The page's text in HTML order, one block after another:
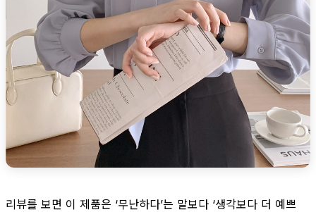
리뷰를 보면 이 제품은 ‘무난하다’는 말보다 ‘생각보다 더 예쁘